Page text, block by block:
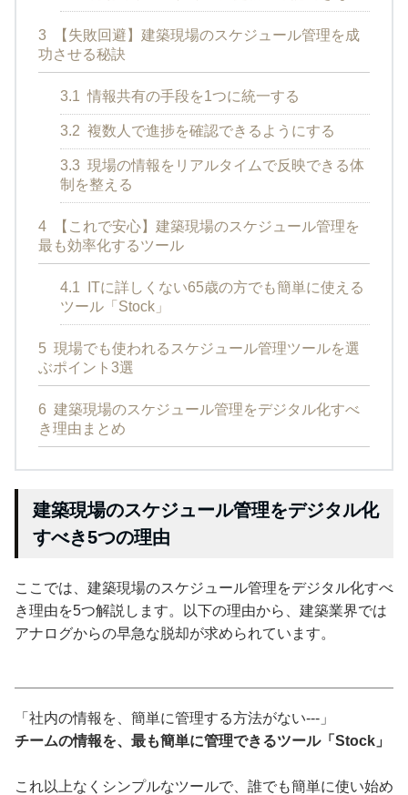
3
【失敗回避】建築現場のスケジュール管理を成
功させる秘訣
3.1 情報共有の手段を1つに統一する
3.2 複数人で進捗を確認できるようにする
3.3 現場の情報をリアルタイムで反映できる体
制を整える
4
【これで安心】建築現場のスケジュール管理を
最も効率化するツール
4.1
ITに詳しくない65歳の方でも簡単に使える
ツール「Stock」
5 現場でも使われるスケジュール管理ツールを選
ぶポイント3選
6 建築現場のスケジュール管理をデジタル化すべ
き理由まとめ
建築現場のスケジュール管理をデジタル化
すべき5つの理由
ここでは、建築現場のスケジュール管理をデジタル化すべ
き理由を5つ解説します。以下の理由から、建築業界では
アナログからの早急な脱却が求められています。
「社内の情報を、簡単に管理する方法がない---」
チームの情報を、最も簡単に管理できるツール「Stock」
これ以上なくシンプルなツールで、誰でも簡単に使い始め